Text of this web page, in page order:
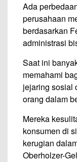
Ada
perusahaan
berdasarkan
administrasi
Saat ini
memahami
jejaring sosial
orang dalam
Mereka
konsumen di
kerugian
Oberholzer-